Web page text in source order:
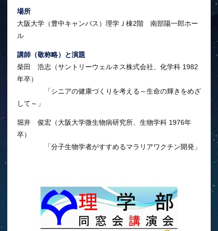
場所
大阪大学（豊中キャンパス）理学Ｊ棟2階 南部陽一郎ホー
ル
講師（敬称略）と演題
柴田 浩志（サントリーウェルネス株式会社、化学科 1982
年卒）
「シニアの健康づくりを考える～生命の輝きをめざ
して～」
堀井 俊宏（大阪大学微生物病研究所、生物学科 1976年
卒）
「分子生物学者がすすめるマラリアワクチン開発」